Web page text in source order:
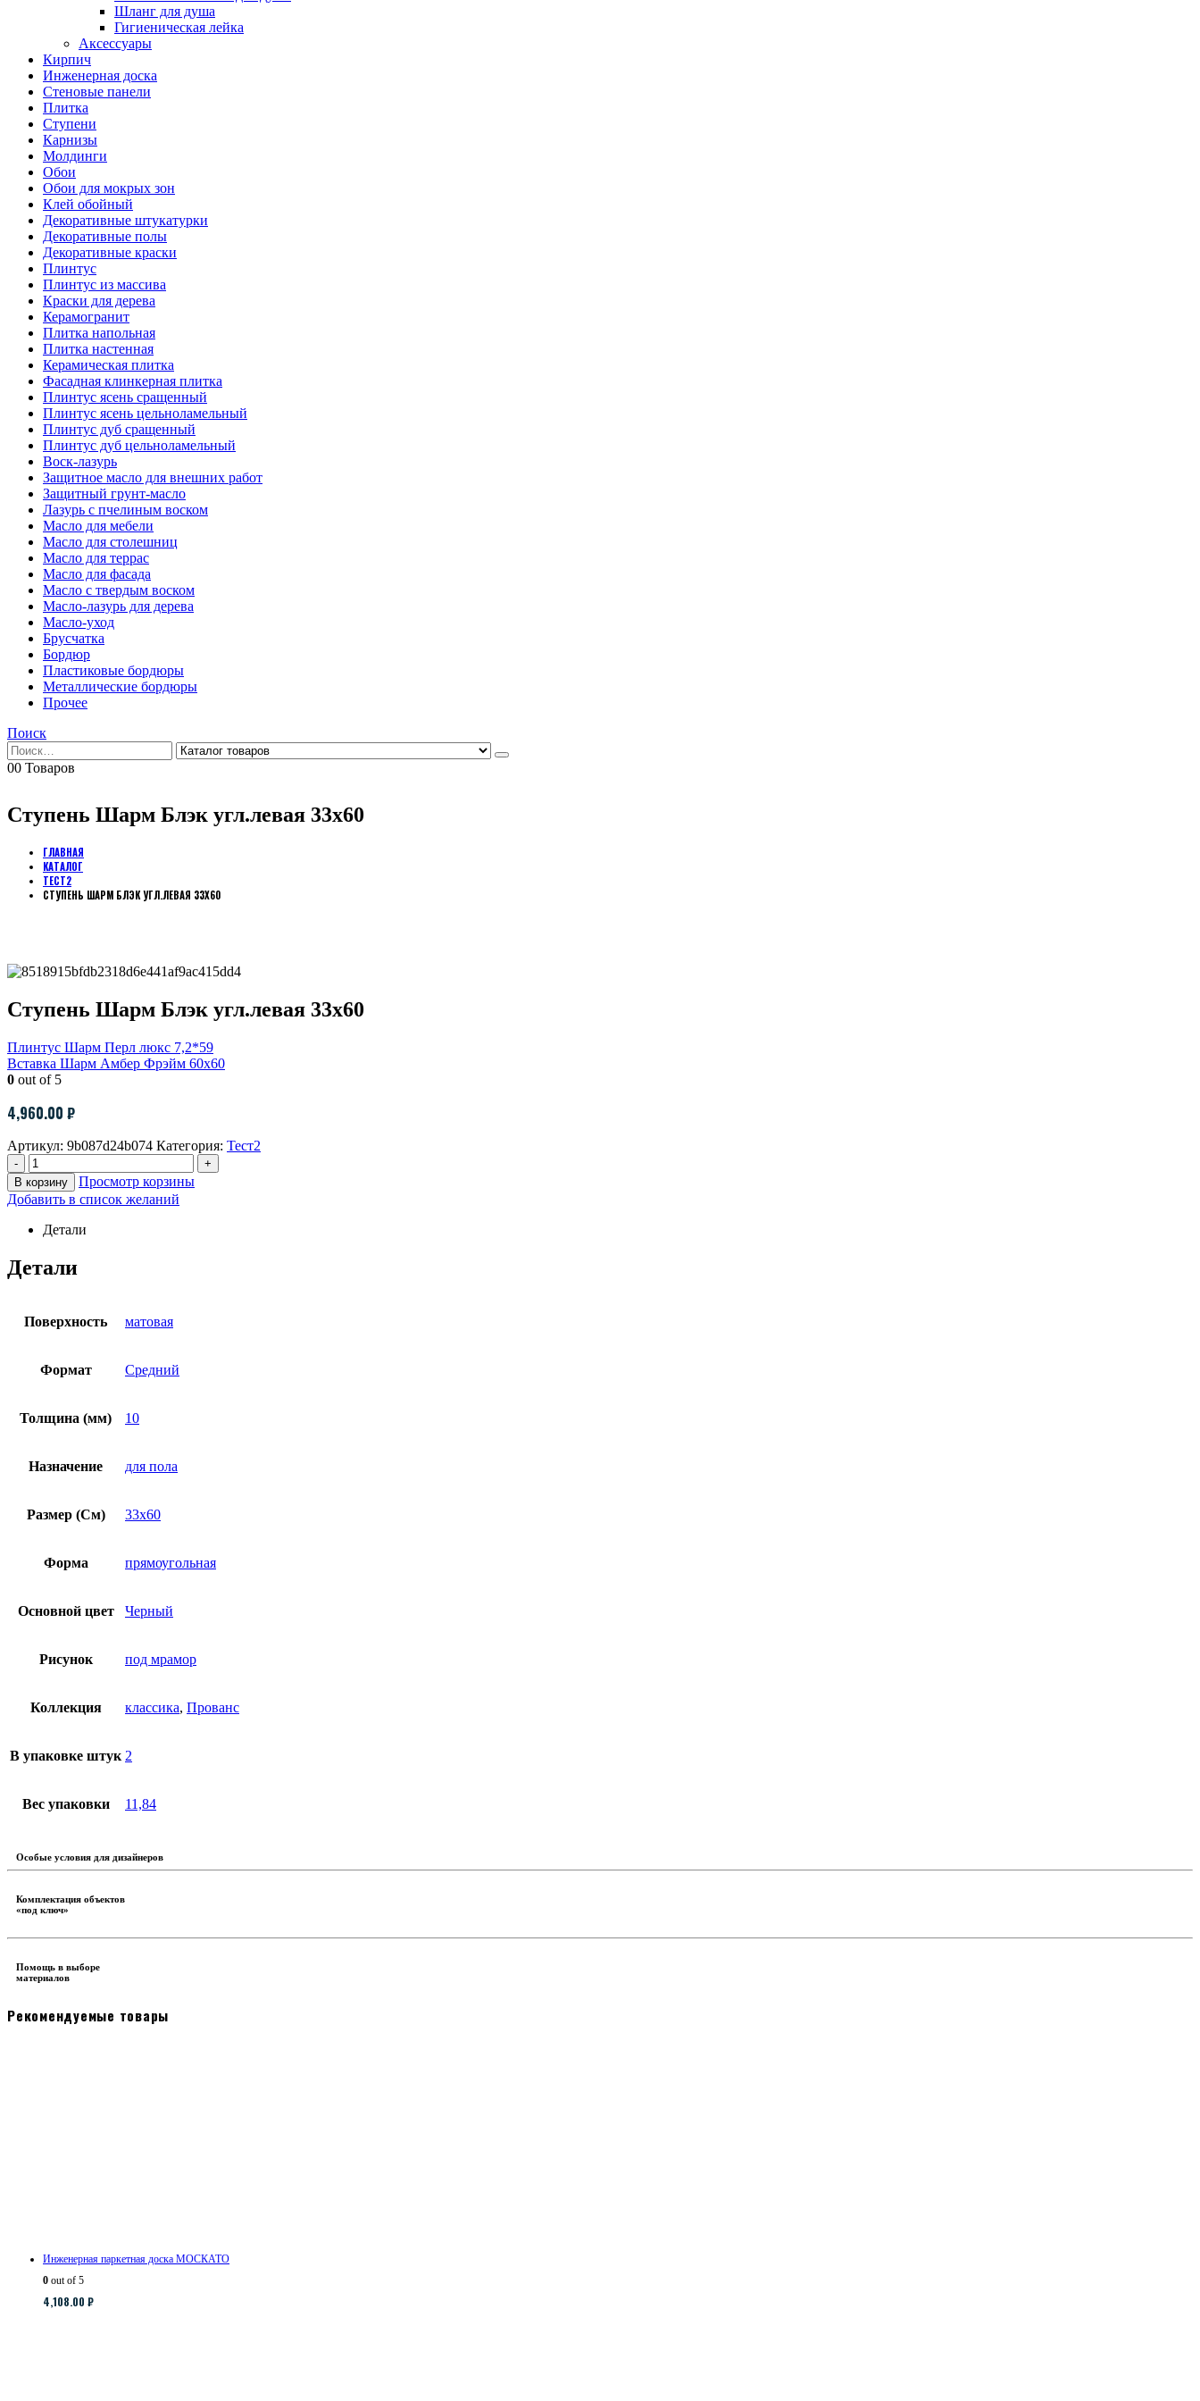
Шланг для душа
Гигиеническая лейка
Аксессуары
Кирпич
Инженерная доска
Стеновые панели
Плитка
Ступени
Карнизы
Молдинги
Обои
Обои для мокрых зон
Клей обойный
Декоративные штукатурки
Декоративные полы
Декоративные краски
Плинтус
Плинтус из массива
Краски для дерева
Керамогранит
Плитка напольная
Плитка настенная
Керамическая плитка
Фасадная клинкерная плитка
Плинтус ясень сращенный
Плинтус ясень цельноламельный
Плинтус дуб сращенный
Плинтус дуб цельноламельный
Воск-лазурь
Защитное масло для внешних работ
Защитный грунт-масло
Лазурь с пчелиным воском
Масло для мебели
Масло для столешниц
Масло для террас
Масло для фасада
Масло с твердым воском
Масло-лазурь для дерева
Масло-уход
Брусчатка
Бордюр
Пластиковые бордюры
Металлические бордюры
Прочее
Поиск
00 Товаров
Ступень Шарм Блэк угл.левая 33х60
ГЛАВНАЯ
КАТАЛОГ
ТЕСТ2
СТУПЕНЬ ШАРМ БЛЭК УГЛ.ЛЕВАЯ 33Х60
Ступень Шарм Блэк угл.левая 33х60
Плинтус Шарм Перл люкс 7,2*59
Вставка Шарм Амбер Фрэйм 60х60
0 out of 5
4,960.00 ₽
Артикул: 9b087d24b074 Категория: Тест2
-
+
В корзину
Просмотр корзины
Добавить в список желаний
Детали
Детали
Поверхность матовая
Формат Средний
Толщина (мм) 10
Назначение для пола
Размер (См) 33х60
Форма прямоугольная
Основной цвет Черный
Рисунок под мрамор
Коллекция классика, Прованс
В упаковке штук 2
Вес упаковки 11,84
Особые условия для дизайнеров
Комплектация объектов
«под ключ»
Помощь в выборе
материалов
Рекомендуемые товары
Инженерная паркетная доска МОСКАТО
0 out of 5
4,108.00 ₽